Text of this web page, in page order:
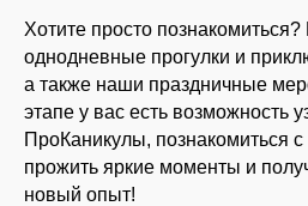
Хотите просто
однодневные прогулки и
а также наши праздничные
этапе у вас есть возможность
ПроКаникулы, познакомиться
прожить яркие моменты и
новый опыт!